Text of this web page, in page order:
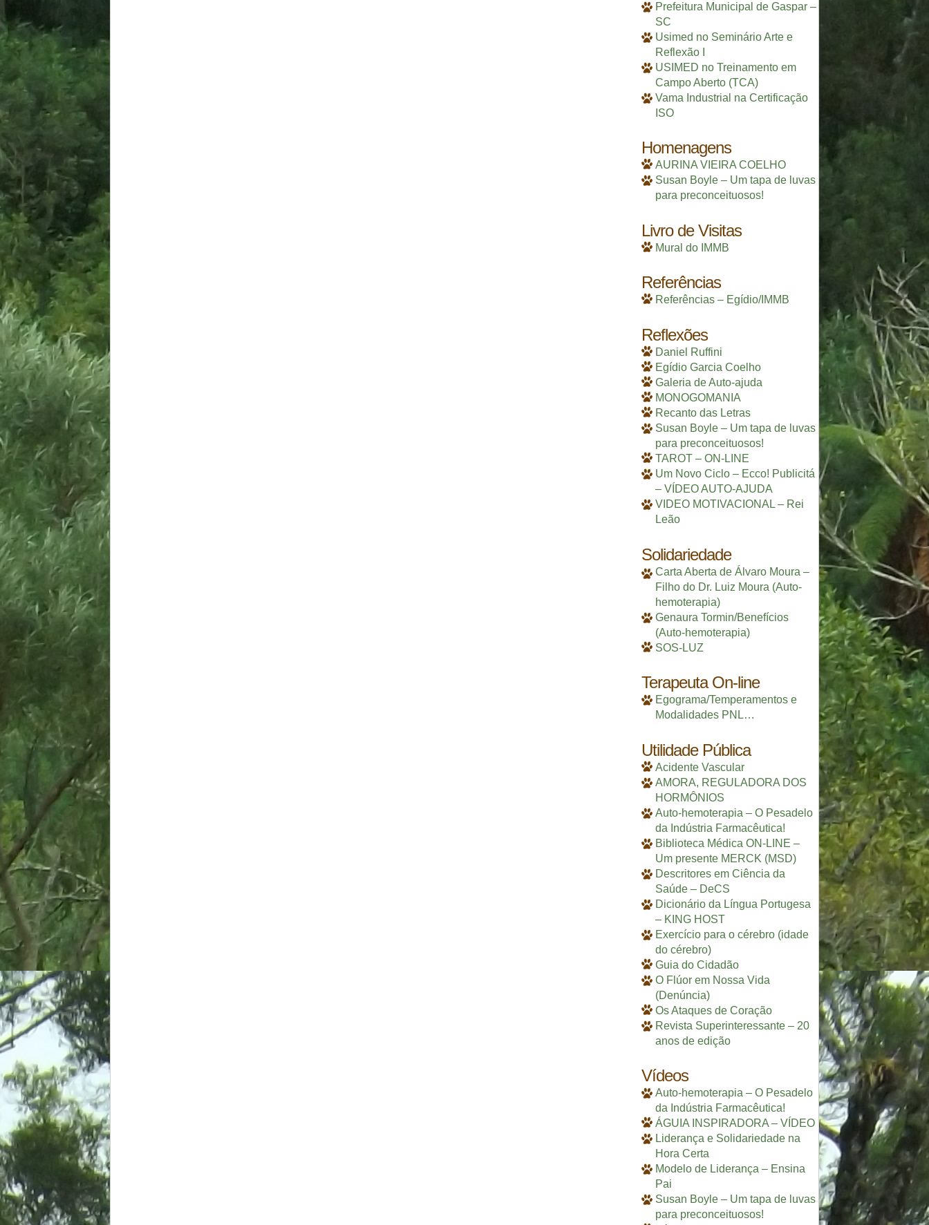
Prefeitura Municipal de Gaspar –
SC
Usimed no Seminário Arte e
Reflexão I
USIMED no Treinamento em
Campo Aberto (TCA)
Vama Industrial na Certificação
ISO
Homenagens
AURINA VIEIRA COELHO
Susan Boyle – Um tapa de luvas
para preconceituosos!
Livro de Visitas
Mural do IMMB
Referências
Referências – Egídio/IMMB
Reflexões
Daniel Ruffini
Egídio Garcia Coelho
Galeria de Auto-ajuda
MONOGOMANIA
Recanto das Letras
Susan Boyle – Um tapa de luvas
para preconceituosos!
TAROT – ON-LINE
Um Novo Ciclo – Ecco! Publicitá
– VÍDEO AUTO-AJUDA
VIDEO MOTIVACIONAL – Rei
Leão
Solidariedade
Carta Aberta de Álvaro Moura –
Filho do Dr. Luiz Moura (Auto-
hemoterapia)
Genaura Tormin/Benefícios
(Auto-hemoterapia)
SOS-LUZ
Terapeuta On-line
Egograma/Temperamentos e
Modalidades PNL…
Utilidade Pública
Acidente Vascular
AMORA, REGULADORA DOS
HORMÔNIOS
Auto-hemoterapia – O Pesadelo
da Indústria Farmacêutica!
Biblioteca Médica ON-LINE –
Um presente MERCK (MSD)
Descritores em Ciência da
Saúde – DeCS
Dicionário da Língua Portugesa
– KING HOST
Exercício para o cérebro (idade
do cérebro)
Guia do Cidadão
O Flúor em Nossa Vida
(Denúncia)
Os Ataques de Coração
Revista Superinteressante – 20
anos de edição
Vídeos
Auto-hemoterapia – O Pesadelo
da Indústria Farmacêutica!
ÁGUIA INSPIRADORA – VÍDEO
Liderança e Solidariedade na
Hora Certa
Modelo de Liderança – Ensina
Pai
Susan Boyle – Um tapa de luvas
para preconceituosos!